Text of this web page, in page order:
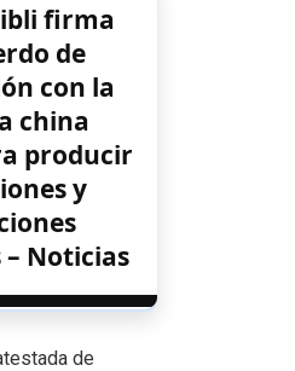
firma
de
con la
china
producir
y
Noticias
de